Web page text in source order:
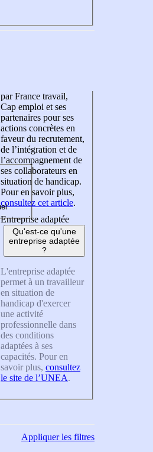
par France travail,
Cap emploi et ses
partenaires pour ses
actions concrètes en
faveur du recrutement,
de l’intégration et de
l’accompagnement de
ses collaborateurs en
situation de handicap.
Pour en savoir plus,
consultez cet article.
Entreprise adaptée
Qu'est-ce qu'une
entreprise adaptée
?
L'entreprise adaptée
permet à un travailleur
en situation de
handicap d'exercer
une activité
professionnelle dans
des conditions
adaptées à ses
capacités. Pour en
savoir plus, consultez
le site de l’UNEA.
Appliquerles filtres